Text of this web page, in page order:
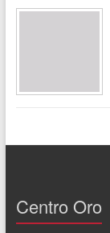
Centro Oro